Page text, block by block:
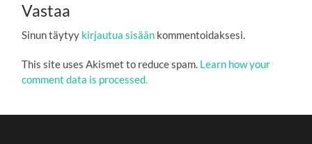
Vastaa
Sinun täytyy kirjautua sisään kommentoidaksesi.
This site uses Akismet to reduce spam. Learn how your
comment data is processed.